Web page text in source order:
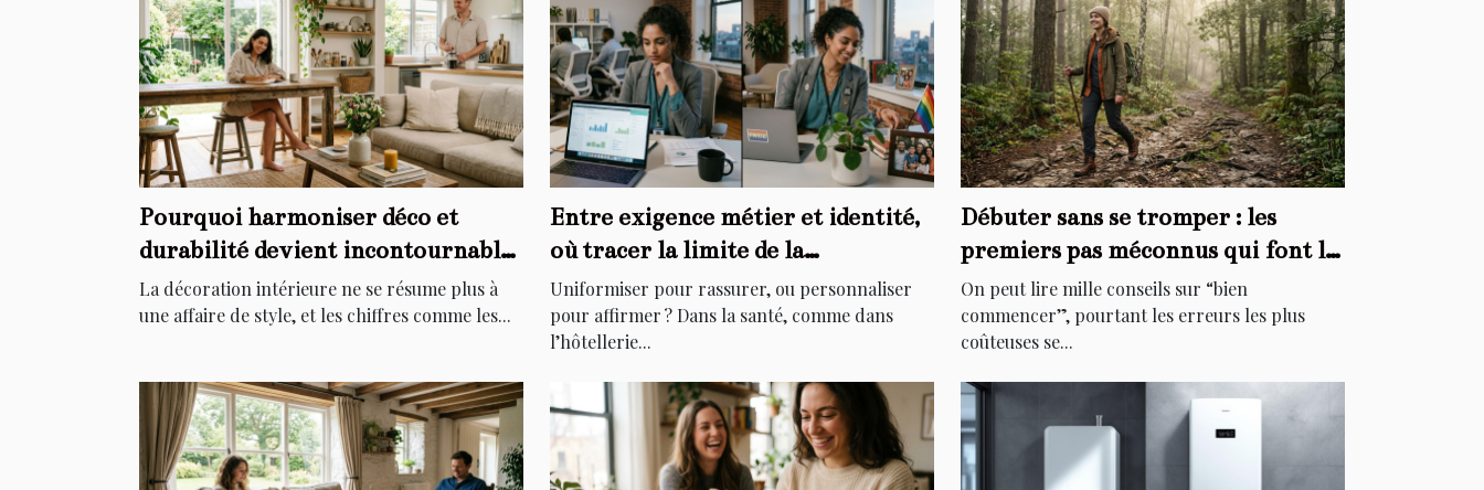
Pourquoi harmoniser déco et
durabilité devient incontournable
chez soi
La décoration intérieure ne se résume plus à
une affaire de style, et les chiffres comme les...
Entre exigence métier et identité,
où tracer la limite de la
personnalisation ?
Uniformiser pour rassurer, ou personnaliser
pour affirmer ? Dans la santé, comme dans
l’hôtellerie...
Débuter sans se tromper : les
premiers pas méconnus qui font la
différence
On peut lire mille conseils sur “bien
commencer”, pourtant les erreurs les plus
coûteuses se...